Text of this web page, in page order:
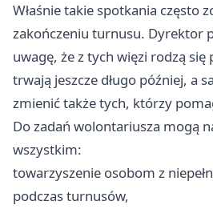
Właśnie takie spotkania często
zakończeniu turnusu. Dyrektor
uwagę, że z tych więzi rodzą
trwają jeszcze długo później, a
zmienić także tych, którzy
Do zadań wolontariusza mogą
wszystkim:
towarzyszenie osobom z
podczas turnusów,